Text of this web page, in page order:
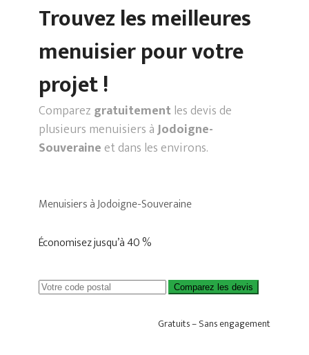
Trouvez les meilleures
menuisier pour votre
projet !
Comparez gratuitementles devis de
plusieurs menuisiers àJodoigne-
Souveraineet dans les environs.
Menuisiers à Jodoigne-Souveraine
Économisez jusqu’à 40 %
Comparez les devis
Gratuits – Sans engagement